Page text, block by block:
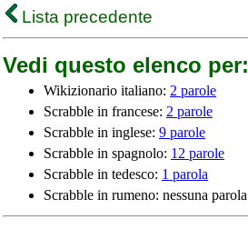
Lista precedente
Vedi questo elenco per:
Wikizionario italiano: 2 parole
Scrabble in francese: 2 parole
Scrabble in inglese: 9 parole
Scrabble in spagnolo: 12 parole
Scrabble in tedesco: 1 parola
Scrabble in rumeno: nessuna parola